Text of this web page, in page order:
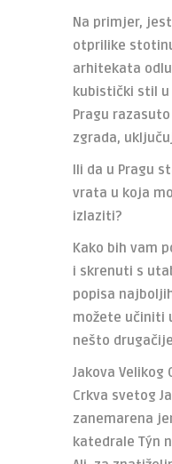
Na primjer,
otprilike
arhitekata
kubistički stil
Pragu
zgrada,
Ili da u Pragu
vrata u koja
izlaziti?
Kako bih vam
i skrenuti s
popisa
možete učiniti
nešto
Jakova Velikog
Crkva svetog
zanemarena
katedrale Týn